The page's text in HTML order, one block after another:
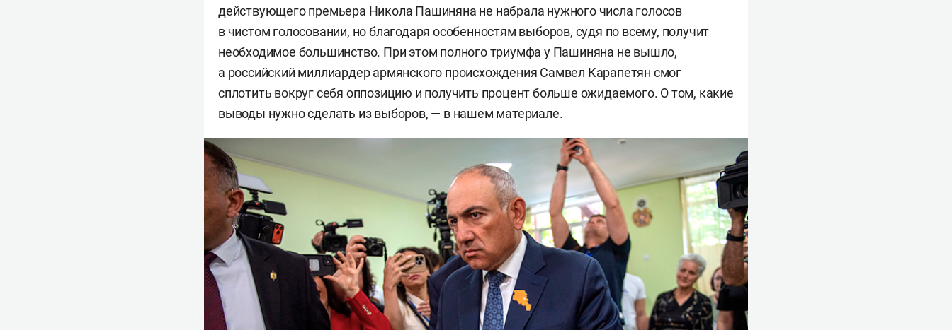
действующего премьера Никола Пашиняна не набрала нужного числа голосов
в чистом голосовании, но благодаря особенностям выборов, судя по всему, получит
необходимое большинство. При этом полного триумфа у Пашиняна не вышло,
а российский миллиардер армянского происхождения Самвел Карапетян смог
сплотить вокруг себя оппозицию и получить процент больше ожидаемого. О том, какие
выводы нужно сделать из выборов, — в нашем материале.